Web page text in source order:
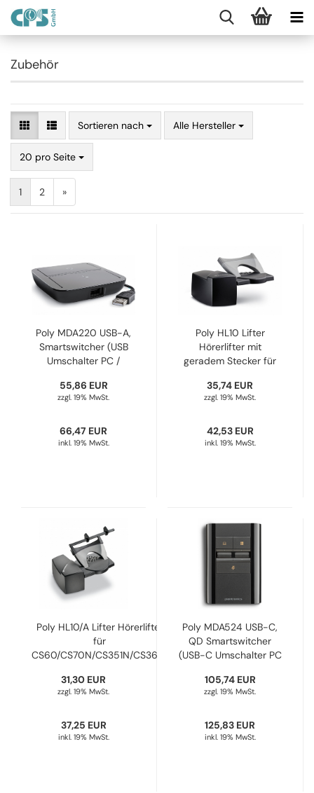
Zubehör
Sortieren nach Alle Hersteller
20 pro Seite
1 2 »
Poly MDA220 USB-A,
Smartswitcher (USB
Umschalter PC /
207414-03
55,86 EUR
zzgl. 19% MwSt.
66,47 EUR
inkl. 19% MwSt.
Poly HL10 Lifter
Hörerlifter mit
geradem Stecker für
784Q2AA, 60961-35
35,74 EUR
zzgl. 19% MwSt.
42,53 EUR
inkl. 19% MwSt.
Poly HL10/A Lifter Hörerlifter
für
CS60/CS70N/CS351N/CS361N
31,30 EUR
zzgl. 19% MwSt.
37,25 EUR
inkl. 19% MwSt.
Poly MDA524 USB-C,
QD Smartswitcher
(USB-C Umschalter PC
212174-01
105,74 EUR
zzgl. 19% MwSt.
125,83 EUR
inkl. 19% MwSt.